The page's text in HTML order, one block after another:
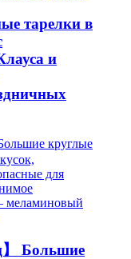
тарелки в
и
】 Большие